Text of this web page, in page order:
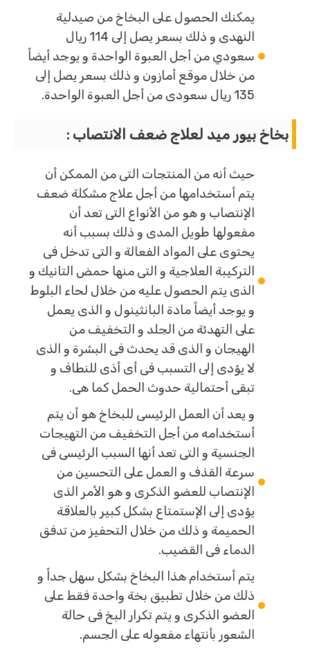
يمكنك الحصول على البخاخ من صيدلية
النهدى و ذلك بسعر يصل إلى 114 ريال
سعودي من أجل العبوة الواحدة و يوجد أيضاً
من خلال موقع أمازون و ذلك بسعر يصل إلى
135 ريال سعودى من أجل العبوة الواحدة.
بخاخ بيور ميد لعلاج ضعف الانتصاب :
حيث أنه من المنتجات التى من الممكن أن
يتم أستخدامها من أجل علاج مشكلة ضعف
الإنتصاب و هو من الأنواع التى تعد أن
مفعولها طويل المدى و ذلك بسبب أنه
يحتوى على المواد الفعالة و التى تدخل فى
التركيبة العلاجية و التى منها حمض التانيك و
الذى يتم الحصول عليه من خلال لحاء البلوط
و يوجد أيضاً مادة البانثينول و الذى يعمل
على التهدئة من الجلد و التخفيف من
الهيجان و الذى قد يحدث فى البشرة و الذى
لا يؤدى إلى التسبب فى أى أذى للنطاف و
تبقى أحتمالية حدوث الحمل كما هى.
و يعد أن العمل الرئيسى للبخاخ هو أن يتم
أستخدامه من أجل التخفيف من التهيجات
الجنسية و التى تعد أنها السبب الرئيسى فى
سرعة القذف و العمل على التحسين من
الإنتصاب للعضو الذكرى و هو الأمر الذى
يؤدى إلى الإستمتاع بشكل كبير بالعلاقة
الحميمة و ذلك من خلال التحفيز من تدفق
الدماء فى القضيب.
يتم أستخدام هذا البخاخ بشكل سهل جداً و
ذلك من خلال تطبيق بخة واحدة فقط على
العضو الذكرى و يتم تكرار البخ فى حالة
الشعور بأنتهاء مفعوله على الجسم.